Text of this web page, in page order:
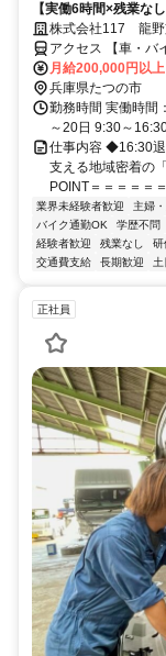
【実働6時間×残業な
しも”に備える相談ス
株式会社117 龍野
アクセス 【車・バ
「四箇」～徒歩約1
月給200,000円以上
兵庫県たつの市
勤務時間 実働時間
～20日 9:30～
仕事内容 ◆16:30退
支える地域密着の
POINT＝＝＝＝＝
業界未経験者歓迎 主婦
バイク通勤OK
学歴不問
経験者歓迎
残業なし 研
交通費支給
長期歓迎 土
正社員